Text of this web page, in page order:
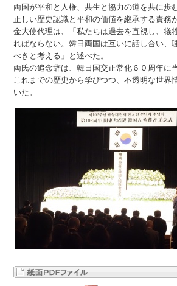
両国が平和と人権、共生と協力の道を共に
正しい歴史認識と平和の価値を継承する責務
金大使代理は、「私たちは過去を直視し、犠
ればならない。韓日両国は互いに話し合い、
べきと考える」と述べた。
両氏の追念辞は、韓日国交正常化６０周年に
これまでの歴史から学びつつ、不透明な世界
いた。